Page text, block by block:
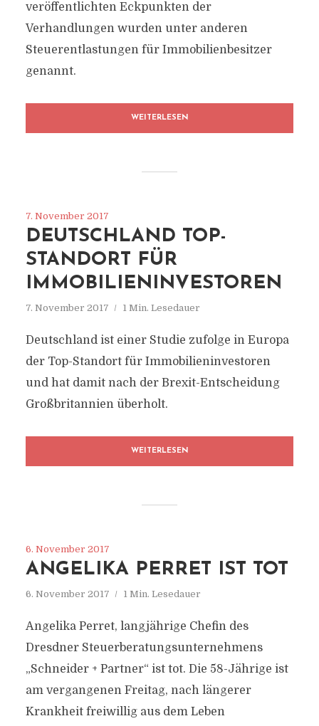
veröffentlichten Eckpunkten der
Verhandlungen wurden unter anderen
Steuerentlastungen für Immobilienbesitzer
genannt.
WEITERLESEN
7. November 2017
DEUTSCHLAND TOP-
STANDORT FÜR
IMMOBILIENINVESTOREN
7. November 2017 1 Min. Lesedauer
Deutschland ist einer Studie zufolge in Europa
der Top-Standort für Immobilieninvestoren
und hat damit nach der Brexit-Entscheidung
Großbritannien überholt.
WEITERLESEN
6. November 2017
ANGELIKA PERRET IST TOT
6. November 2017 1 Min. Lesedauer
Angelika Perret, langjährige Chefin des
Dresdner Steuerberatungsunternehmens
„Schneider + Partner“ ist tot. Die 58-Jährige ist
am vergangenen Freitag, nach längerer
Krankheit freiwillig aus dem Leben